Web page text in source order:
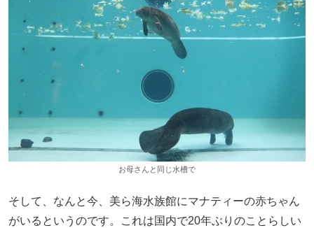
お母さんと同じ水槽で
そして、なんと今、美ら海水族館にマナティーの赤ちゃん
がいるというのです。これは国内で20年ぶりのことらしい